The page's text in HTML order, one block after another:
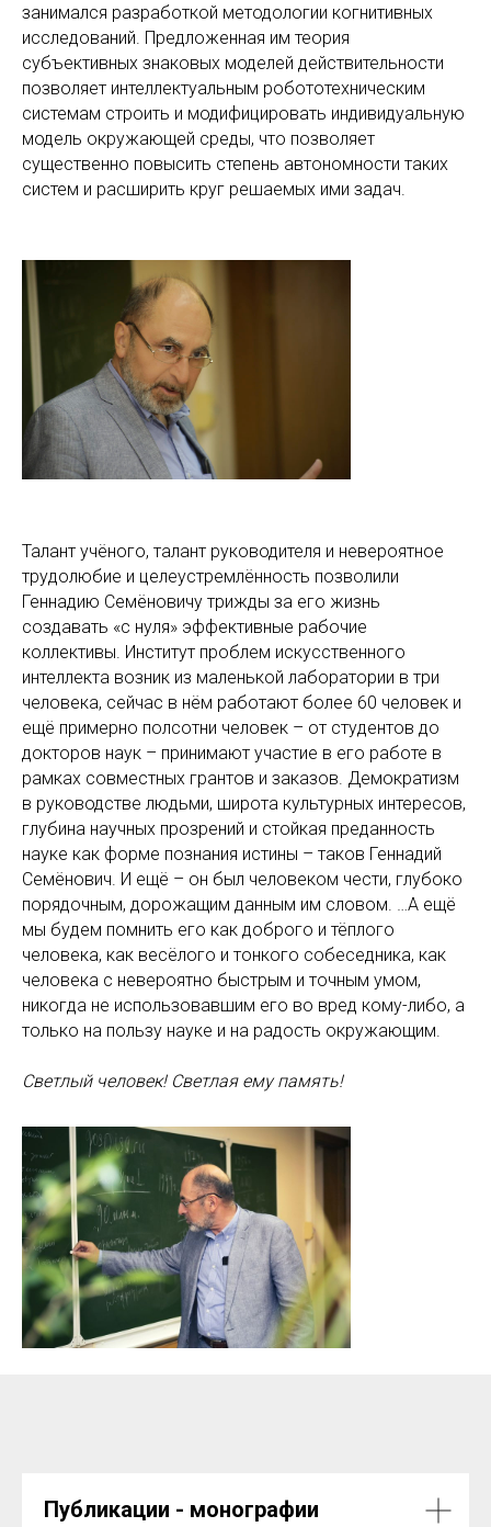
занимался разработкой методологии когнитивных
исследований. Предложенная им теория
субъективных знаковых моделей действительности
позволяет интеллектуальным робототехническим
системам строить и модифицировать индивидуальную
модель окружающей среды, что позволяет
существенно повысить степень автономности таких
систем и расширить круг решаемых ими задач.
Талант учёного, талант руководителя и невероятное
трудолюбие и целеустремлённость позволили
Геннадию Семёновичу трижды за его жизнь
создавать «с нуля» эффективные рабочие
коллективы. Институт проблем искусственного
интеллекта возник из маленькой лаборатории в три
человека, сейчас в нём работают более 60 человек и
ещё примерно полсотни человек – от студентов до
докторов наук – принимают участие в его работе в
рамках совместных грантов и заказов. Демократизм
в руководстве людьми, широта культурных интересов,
глубина научных прозрений и стойкая преданность
науке как форме познания истины – таков Геннадий
Семёнович. И ещё – он был человеком чести, глубоко
порядочным, дорожащим данным им словом. …А ещё
мы будем помнить его как доброго и тёплого
человека, как весёлого и тонкого собеседника, как
человека с невероятно быстрым и точным умом,
никогда не использовавшим его во вред кому-либо, а
только на пользу науке и на радость окружающим.
Светлый человек! Светлая ему память!
Публикации - монографии